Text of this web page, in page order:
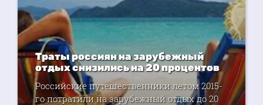
Траты россиян на зарубежный
отдых снизились на 20 процентов
Российские путешественники летом 2015-
го потратили на зарубежный отдых до 20